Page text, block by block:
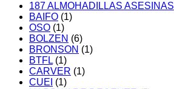
187 ALMOHADILLAS ASESINAS
BAIFO (1)
OSO (1)
BOLZEN (6)
BRONSON (1)
BTFL (1)
CARVER (1)
CUEI (1)